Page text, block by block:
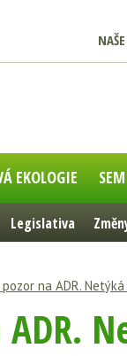
EKOLOGIE
Legislativa
na ADR.